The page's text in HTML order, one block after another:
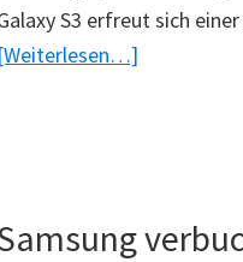
S3 erfreut sich
[Weiterlesen…]